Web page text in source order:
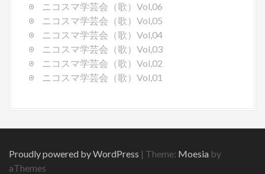
ニコスマ学芸会（歌）Vol,06
ニコスマ学芸会（歌）Vol,05
ニコスマ学芸会（歌）Vol,04
ニコスマ学芸会（歌）Vol,03
ニコスマ学芸会（歌）Vol,02
ニコスマ学芸会（歌）Vol,01
Proudly powered by WordPress | Theme: Moesia by
aThemes